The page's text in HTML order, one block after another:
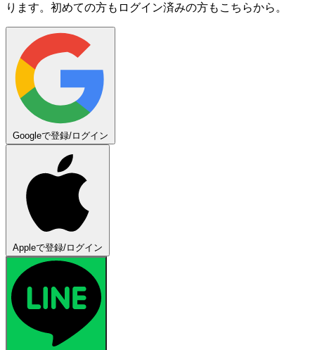
ります。初めての方もログイン済みの方もこちらから。
Googleで登録/ログイン
Appleで登録/ログイン